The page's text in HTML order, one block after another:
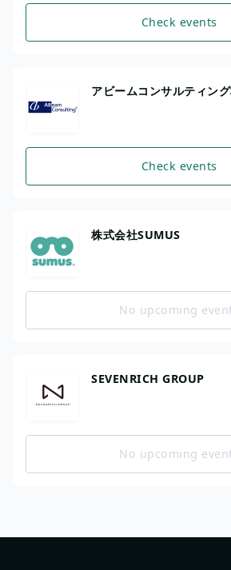
Check events
アビームコンサルティン
Check events
株式会社SUMUS
No upcoming
SEVENRICH GROUP
No upcoming